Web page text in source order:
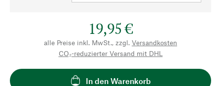
19,95 €
alle Preise inkl. MwSt., zzgl. Versandkosten
CO₂-reduzierter Versand mit DHL
In den Warenkorb